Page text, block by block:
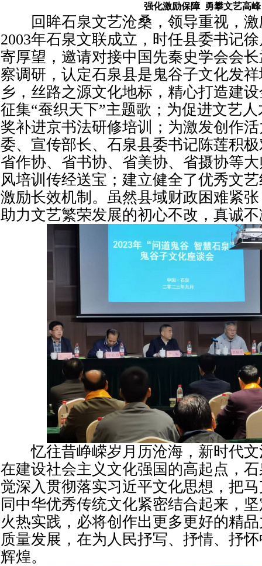
强化激励保障 勇攀文艺高峰
回眸石泉文艺沧桑，领导重视，激
2003年石泉文联成立，时任县委书记
寄厚望，邀请对接中国先秦史学会会
察调研，认定石泉县是鬼谷子文化发
乡，丝路之源文化地标，精心打造建
征集“蚕织天下”主题歌；为促进文艺
奖补进京书法研修培训；为激发创作
委、宣传部长、石泉县委书记陈莲积
省作协、省书协、省美协、省摄协等
风培训传经送宝；建立健全了优秀文
激励长效机制。虽然县域财政困难紧
助力文艺繁荣发展的初心不改，真诚
忆往昔峥嵘岁月历沧海，新时代文
在建设社会主义文化强国的高起点，
觉深入贯彻落实习近平文化思想，把
同中华优秀传统文化紧密结合起来，
火热实践，必将创作出更多更好的精
质量发展，在为人民抒写、抒情、抒
辉煌。